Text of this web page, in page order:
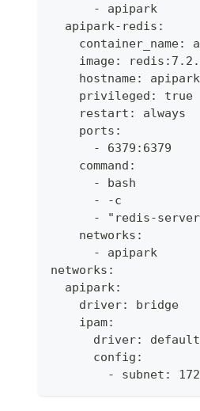
      - apipark
  apipark-redis:
container_name:
image:
hostname:
    privileged: true
    restart: always
    ports:
      - 6379:6379
    command:
      - bash
      - -c
- "redis-
    networks:
      - apipark
networks:
  apipark:
    driver: bridge
    ipam:
      driver: default
      config:
- subnet: